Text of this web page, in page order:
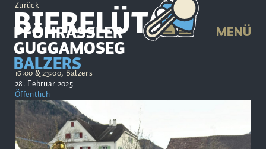
PFÖHRASSLER
GUGGAMOSEG
BALZERS
MENÜ
Zurück
BIERELÜTA
16:00 & 23:00, Balzers
28. Februar 2025
Öffentlich